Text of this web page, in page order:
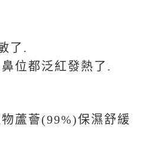
了.
位都泛紅發熱了.
蘆薈(99%)保濕舒緩